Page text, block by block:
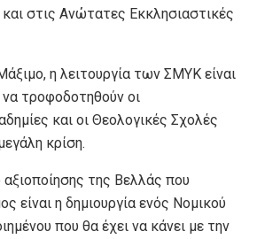
στις Ανώτατες Εκκλησιαστικές
η λειτουργία των ΣΜΥΚ είναι
τροφοδοτηθούν οι
και οι Θεολογικές Σχολές
κρίση.
της Βελλάς που
είναι η δημιουργία ενός Νομικού
που θα έχει να κάνει με την